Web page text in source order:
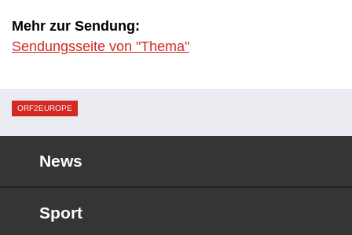
Mehr zur Sendung:
Sendungsseite von "Thema"
ORF2EUROPE
News
Sport